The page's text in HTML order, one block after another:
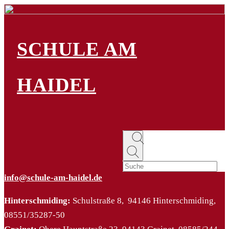
SCHULE AM
HAIDEL
info@schule-am-haidel.de
Hinterschmiding: Schulstraße 8, 94146 Hinterschmiding,
08551/35287-50